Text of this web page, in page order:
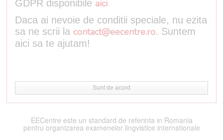
GDPR disponibile aici
Daca ai nevoie de conditii speciale, nu ezita
sa ne scrii la contact@eecentre.ro. Suntem
aici sa te ajutam!
Sunt de acord
EECentre este un standard de referinta in Romania
pentru organizarea examenelor lingvistice internationale